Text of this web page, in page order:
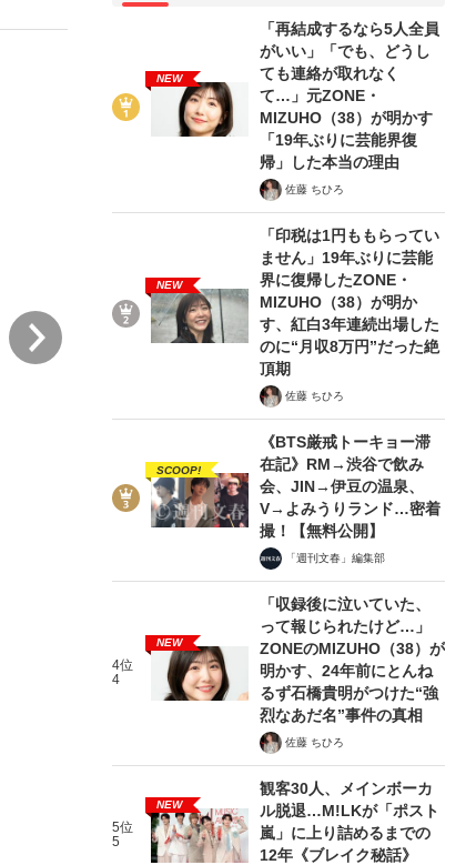
侍ジャパン選手が証言した“NPB聞...
NEW
「再結成するなら5人全員
がいい」「でも、どうし
ても連絡が取れなく
て…」元ZONE・
MIZUHO（38）が明かす
「19年ぶりに芸能界復
帰」した本当の理由
佐藤 ちひろ
NEW
「印税は1円ももらってい
ません」19年ぶりに芸能
界に復帰したZONE・
MIZUHO（38）が明か
す、紅白3年連続出場した
のに“月収8万円”だった絶
頂期
佐藤 ちひろ
SCOOP!
《BTS厳戒トーキョー滞
在記》RM→渋谷で飲み
会、JIN→伊豆の温泉、
V→よみうりランド…密着
撮！【無料公開】
「週刊文春」編集部
4位
4
NEW
「収録後に泣いていた、
って報じられたけど…」
ZONEのMIZUHO（38）が
明かす、24年前にとんね
るず石橋貴明がつけた“強
烈なあだ名”事件の真相
佐藤 ちひろ
5位
5
NEW
観客30人、メインボーカ
ル脱退…M!LKが「ポスト
嵐」に上り詰めるまでの
12年《ブレイク秘話》